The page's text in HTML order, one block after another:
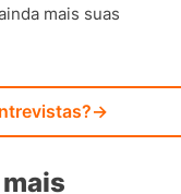
mais suas
→